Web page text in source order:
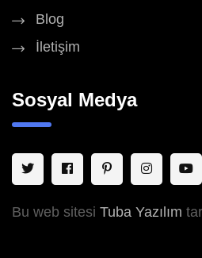
Blog
İletişim
Sosyal Medya
Bu web sitesi Tuba Yazılım